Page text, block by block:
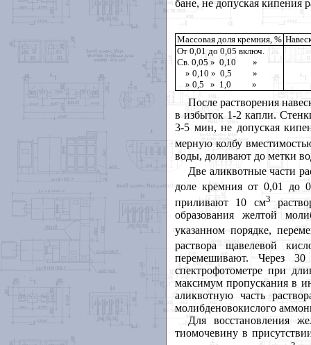
бане, не допуская кипения
Массовая доля кремния, %
От 0,01 до 0,05 включ.
Св. 0,05 » 0,10 »
» 0,10 » 0,5 »
» 0,5 » 1,0 »
После растворения
в избыток 1-2 капли.
3-5 мин, не допуская
мерную колбу
воды, доливают до метки
Две аликвотные части
доле кремния от 0,01 до
приливают 10 см3
образования желтой
указанном порядке,
раствора щавелевой
перемешивают. Через
спектрофотометре при
максимум пропускания в
аликвотную часть
молибденовокислого
Для восстановления
тиомочевину в